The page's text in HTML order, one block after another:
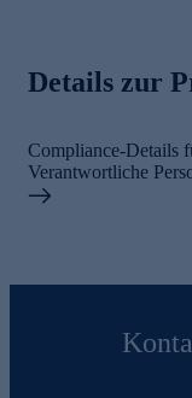
Details zur
Compliance-Details
Verantwortliche